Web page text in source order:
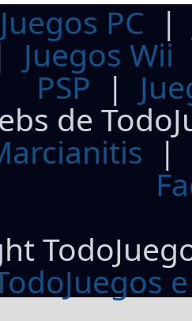
Juegos PC
Juegos Wii
PSP |
de
|